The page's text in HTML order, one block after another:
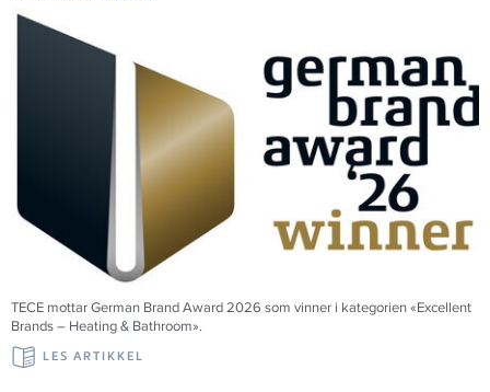
TECE mottar German Brand Award 2026 som vinner i kategorien «Excellent
Brands – Heating & Bathroom».
LES ARTIKKEL